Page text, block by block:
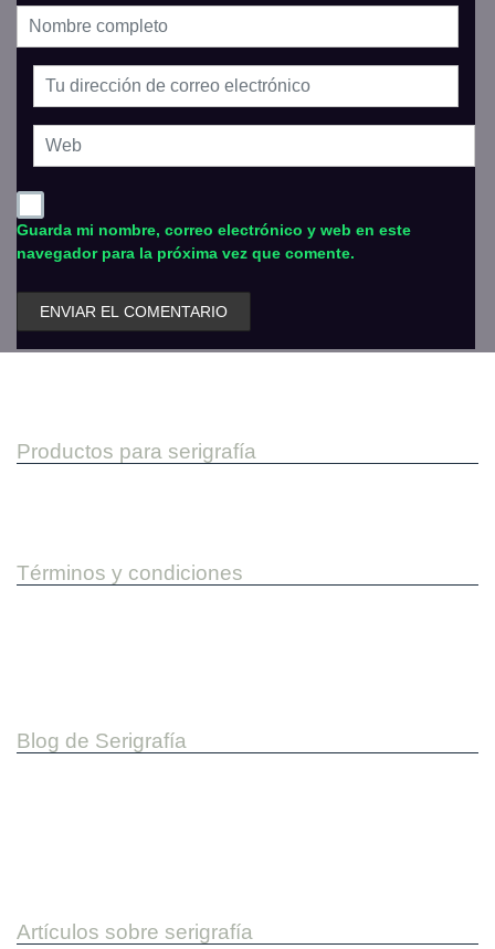
Guarda mi nombre, correo electrónico y web en este
navegador para la próxima vez que comente.
Productos para serigrafía
Términos y condiciones
Blog de Serigrafía
Artículos sobre serigrafía